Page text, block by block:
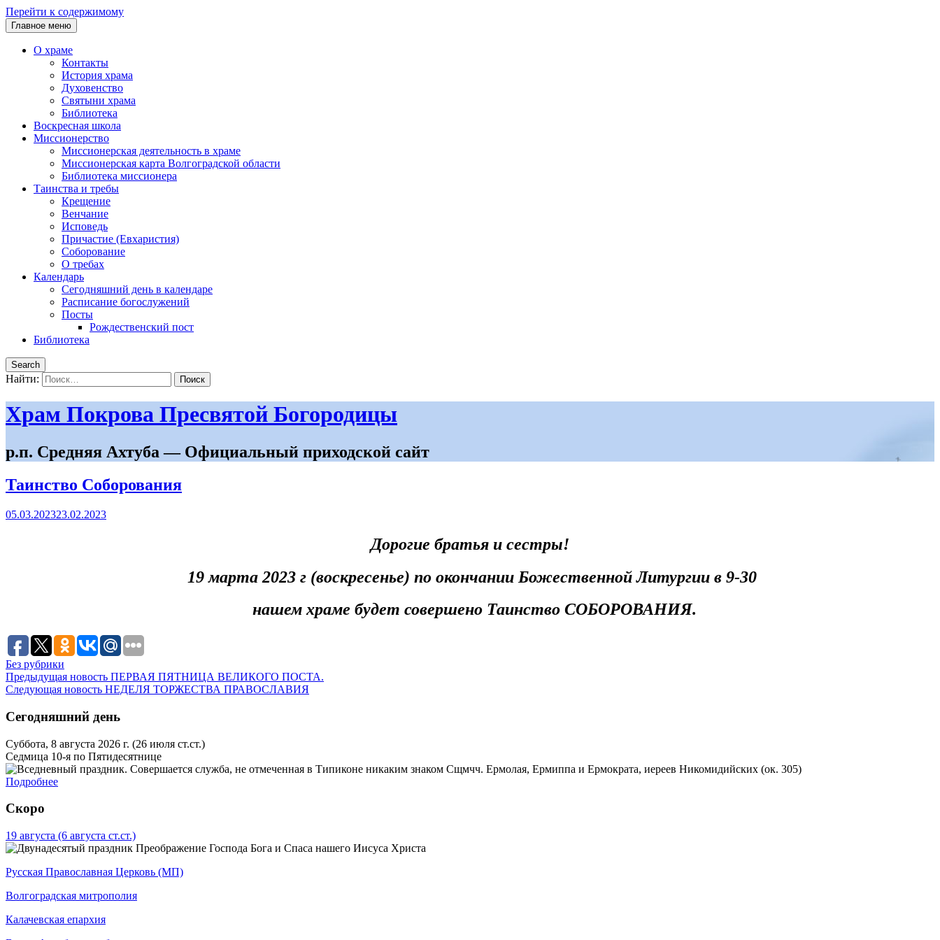
Перейти к содержимому
Главное меню
О храме
Контакты
История храма
Духовенство
Святыни храма
Библиотека
Воскресная школа
Миссионерство
Миссионерская деятельность в храме
Миссионерская карта Волгоградской области
Библиотека миссионера
Таинства и требы
Крещение
Венчание
Исповедь
Причастие (Евхаристия)
Соборование
О требах
Календарь
Сегодняшний день в календаре
Расписание богослужений
Посты
Рождественский пост
Библиотека
Search
Найти:
Храм Покрова Пресвятой Богородицы
р.п. Средняя Ахтуба — Официальный приходской сайт
Таинство Соборования
05.03.202323.02.2023
Дорогие братья и сестры!
19 марта 2023 г (воскресенье) по окончании Божественной Литургии в 9-30
нашем храме будет совершено Таинство СОБОРОВАНИЯ.
Без рубрики
Предыдущая новость ПЕРВАЯ ПЯТНИЦА ВЕЛИКОГО ПОСТА.
Следующая новость НЕДЕЛЯ ТОРЖЕСТВА ПРАВОСЛАВИЯ
Сегодняшний день
Суббота, 8 августа 2026 г. (26 июля ст.ст.)
Седмица 10-я по Пятидесятнице
Сщмчч. Ермолая, Ермиппа и Ермократа, иереев Никомидийских (ок. 305)
Подробнее
Скоро
19 августа (6 августа ст.ст.)
Преображение Господа Бога и Спаса нашего Иисуса Христа
Русская Православная Церковь (МП)
Волгоградская митрополия
Калачевская епархия